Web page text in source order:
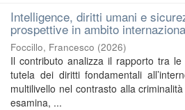
Intelligence, diritti umani e
prospettive in ambito
Foccillo, Francesco (2026)
Il contributo analizza il rapporto tra
tutela dei diritti fondamentali
multilivello nel contrasto alla
esamina, ...